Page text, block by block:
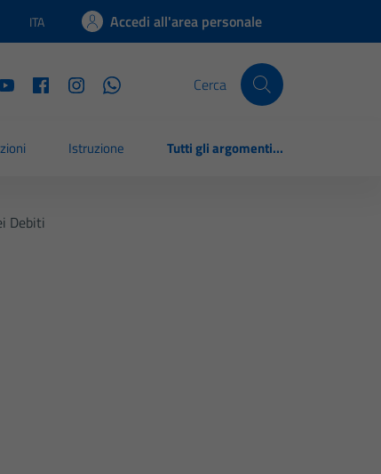
Lingua attiva:
ITA Accedi all'area personale
Cerca
Istruzione Tutti gli argomenti...
Debiti